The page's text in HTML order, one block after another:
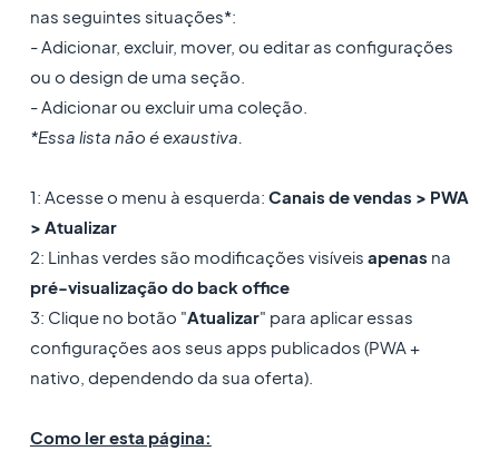
nas seguintes situações*:
- Adicionar, excluir, mover, ou editar as configurações
ou o design de uma seção.
- Adicionar ou excluir uma coleção.
*Essa lista não é exaustiva.
1: Acesse o menu à esquerda: Canais de vendas > PWA
> Atualizar
2: Linhas verdes são modificações visíveis apenas na
pré-visualização do back office
3: Clique no botão "Atualizar" para aplicar essas
configurações aos seus apps publicados (PWA +
nativo, dependendo da sua oferta).
Como ler esta página: